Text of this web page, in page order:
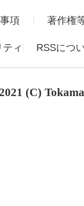
項 著作権
ィ RSSにつ
2021 (C)